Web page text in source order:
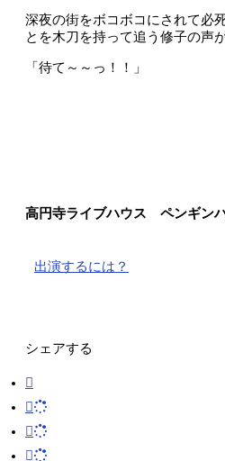
深夜の街をボコボコにされて必
とを木刀を持って追う修子の声
「待て～～っ！！」
高円寺ライブハウス ペンギン
出演するには？
シェアする